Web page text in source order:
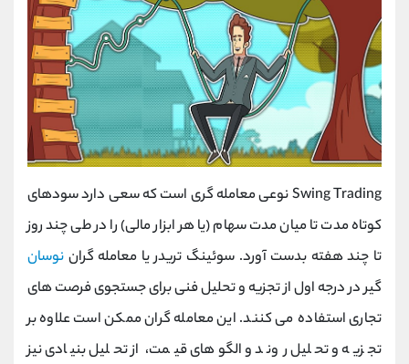
Swing Trading نوعی معامله گری است که سعی دارد سودهای
کوتاه مدت تا میان مدت سهام (یا هر ابزار مالی) را در طی چند روز
تا چند هفته بدست آورد. سوئینگ تریدر یا معامله گران نوسان
گیر در درجه اول از تجزیه و تحلیل فنی برای جستجوی فرصت های
تجاری استفاده می کنند. این معامله گران ممکن است علاوه بر
تجزیه و تحلیل روند و الگوهای قیمت، از تحلیل بنیادی نیز